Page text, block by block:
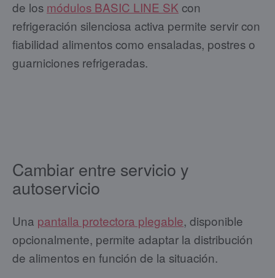
de los módulos BASIC LINE SK con
refrigeración silenciosa activa permite servir con
fiabilidad alimentos como ensaladas, postres o
guarniciones refrigeradas.
Cambiar entre servicio y
autoservicio
Una pantalla protectora plegable, disponible
opcionalmente, permite adaptar la distribución
de alimentos en función de la situación.